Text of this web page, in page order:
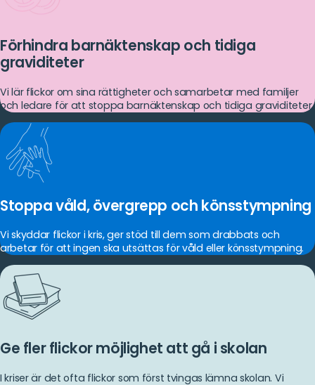
Förhindra barnäktenskap och tidiga
graviditeter
Vi lär flickor om sina rättigheter och samarbetar med familjer
och ledare för att stoppa barnäktenskap och tidiga graviditeter.
Stoppa våld, övergrepp och könsstympning
Vi skyddar flickor i kris, ger stöd till dem som drabbats och
arbetar för att ingen ska utsättas för våld eller könsstympning.
Ge fler flickor möjlighet att gå i skolan
I kriser är det ofta flickor som först tvingas lämna skolan. Vi